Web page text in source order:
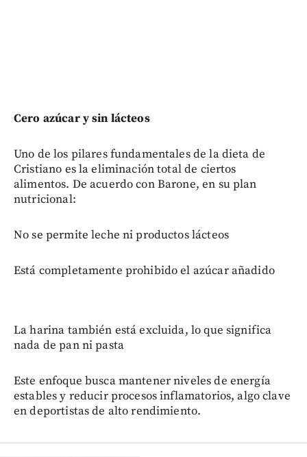
Cero azúcar y sin lácteos
Uno de los pilares fundamentales de la dieta de
Cristiano es la eliminación total de ciertos
alimentos. De acuerdo con Barone, en su plan
nutricional:
No se permite leche ni productos lácteos
Está completamente prohibido el azúcar añadido
La harina también está excluida, lo que significa
nada de pan ni pasta
Este enfoque busca mantener niveles de energía
estables y reducir procesos inflamatorios, algo clave
en deportistas de alto rendimiento.